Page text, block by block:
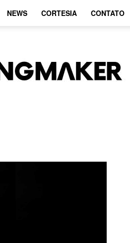
NEWS CORTESIA CONTATO